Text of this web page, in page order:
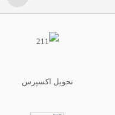
تحویل اکسپرس